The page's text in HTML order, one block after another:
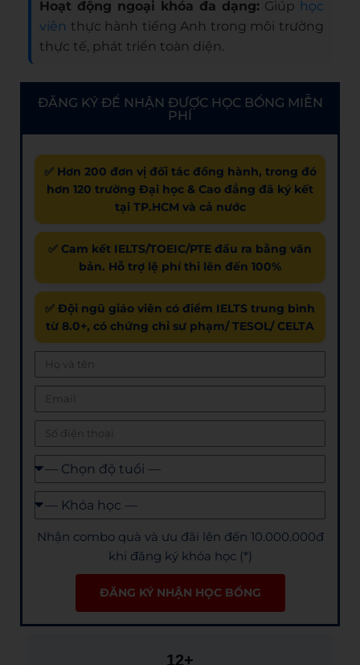
Hoạt động ngoại khóa đa dạng: Giúp học
viên thực hành tiếng Anh trong môi trường
thực tế, phát triển toàn diện.
ĐĂNG KÝ ĐỂ NHẬN ĐƯỢC HỌC BỔNG MIỄN
PHÍ
✅ Hơn 200 đơn vị đối tác đồng hành, trong đó
hơn 120 trường Đại học & Cao đẳng đã ký kết
tại TP.HCM và cả nước
✅ Cam kết IELTS/TOEIC/PTE đầu ra bằng văn
bản. Hỗ trợ lệ phí thi lên đến 100%
✅ Đội ngũ giáo viên có điểm IELTS trung bình
từ 8.0+, có chứng chỉ sư phạm/ TESOL/ CELTA
Nhận combo quà và ưu đãi lên đến 10.000.000đ
khi đăng ký khóa học (*)
ĐĂNG KÝ NHẬN HỌC BỔNG
12+